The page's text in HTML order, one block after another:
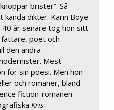
brister”. Så
kända dikter. Karin Boye
år senare tog hon sitt
poet och
den andra
Mest
för sin poesi. Men hon
och romaner, bland
fiction-romanen
Kris.